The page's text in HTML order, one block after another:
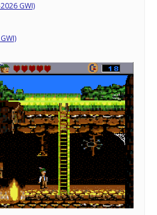
GWI)